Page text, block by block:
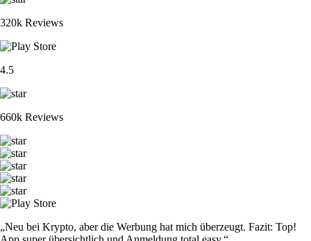
320k Reviews
4.5
660k Reviews
„Neu bei Krypto, aber die Werbung hat mich überzeugt. Fazit: Top!